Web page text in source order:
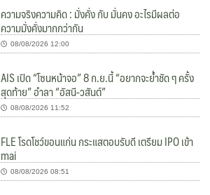
ความจริงความคิด : มั่งคั่ง กับ มั่นคง อะไรมีผลต่อ
ความมั่งคั่งมากกว่ากัน
08/08/2026 12:00
AIS เปิด “โซนหน้าจอ” 8 ก.ย.นี้ “อยากจะย้ำชัด ๆ ครั้ง
สุดท้าย” อำลา “อัสนี-วสันต์”
08/08/2026 11:52
FLE โรดโชว์ขอนแก่น กระแสตอบรับดี เตรียม IPO เข้า
mai
08/08/2026 08:51